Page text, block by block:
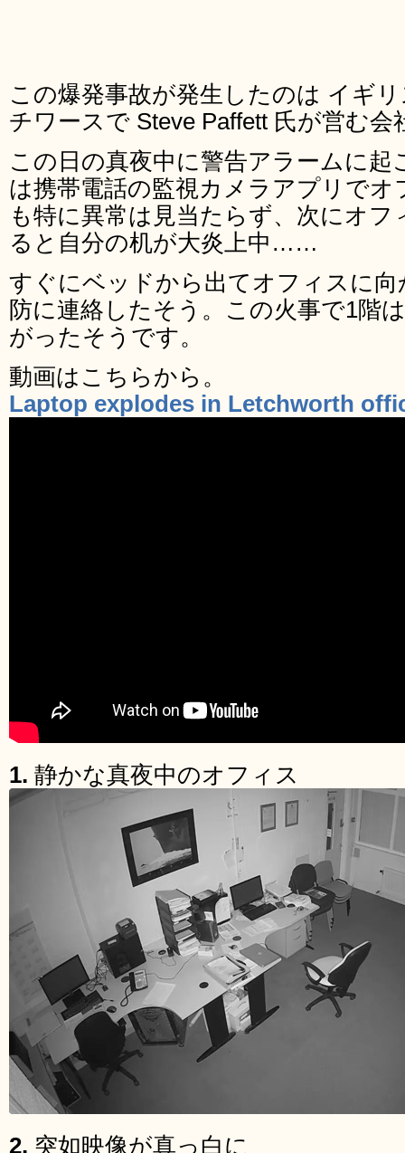
この爆発事故が発生したのは イギ
チワースで Steve Paffett 氏が営む会
この日の真夜中に警告アラームに起
は携帯電話の監視カメラアプリで
も特に異常は見当たらず、次にオ
ると自分の机が大炎上中……
すぐにベッドから出てオフィスに
防に連絡したそう。この火事で1階
がったそうです。
動画はこちらから。
Laptop explodes in Letchworth
1. 静かな真夜中のオフィス
2. 突如映像が真っ白に